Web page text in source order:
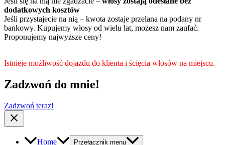
dodatkowych kosztów
Jeśli przystajecie na nią – kwota zostaje przelana na podany nr
bankowy. Kupujemy włosy od wielu lat, możesz nam zaufać.
Proponujemy najwyższe ceny!
Istnieje możliwość dojazdu do klienta i ścięcia włosów na miejscu.
Zadzwoń do mnie!
Zadzwoń teraz!
Home Przełącznik menu